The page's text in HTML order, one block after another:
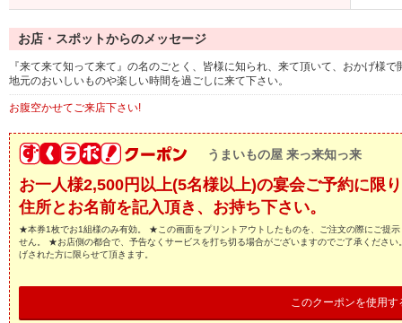
お店・スポットからのメッセージ
『来て来て知って来て』の名のごとく、皆様に知られ、来て頂いて、おかげ様
地元のおいしいものや楽しい時間を過ごしに来て下さい。
お腹空かせてご来店下さい!
うまいもの屋 来っ来知っ来
お一人様2,500円以上(5名様以上)の宴会ご予約に限
住所とお名前を記入頂き、お持ち下さい。
★本券1枚でお1組様のみ有効。 ★この画面をプリントアウトしたものを、ご注文の際にご提
せん。 ★お店側の都合で、予告なくサービスを打ち切る場合がございますのでご了承くださ
げされた方に限らせて頂きます。
このクーポンを使用す